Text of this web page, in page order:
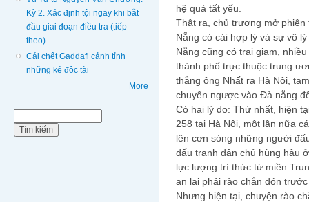
Kỳ 2. Xác định tội ngay khi bắt
đầu giai đoạn điều tra (tiếp
theo)
Cái chết Gaddafi cảnh tỉnh
những kẻ độc tài
More
hệ quả tất yếu.
Thật ra, chủ trương mở
Nẵng có cái hợp lý và sự vô
Nẵng cũng có trại giam,
thành phố trực thuộc trung
thẳng ông Nhất ra Hà Nội,
chuyển ngược vào Đà nẵng
Có hai lý do: Thứ nhất, hiện
258 tại Hà Nội, một lần nữa
lên cơn sóng những người
đấu tranh dân chủ hùng hậu
lực lượng trí thức từ miền
an lại phải rào chắn đón
Nhưng hiện tại, chuyện rào